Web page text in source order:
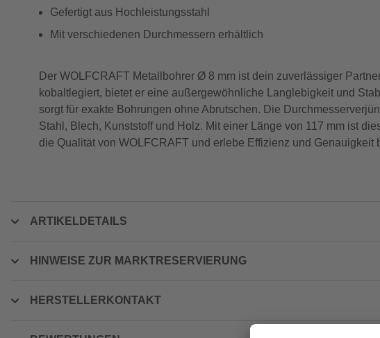
Gefertigt aus Hochleistungsstahl
Mit verschiedenen Durchmessern erhältlich
Der WOLFCRAFT Metallbohrer Ø 8 mm ist dein zuverlässiger
kobaltlegiert, bietet er eine außergewöhnliche Langlebigkeit und
sorgt für exakte Bohrungen ohne Abrutschen. Die
Stahl, Blech, Kunststoff und Holz. Mit einer Länge von 117 mm ist
die Qualität von WOLFCRAFT und erlebe Effizienz und Genauigkeit
ARTIKELDETAILS
HINWEISE ZUR MARKTRESERVIERUNG
HERSTELLERKONTAKT